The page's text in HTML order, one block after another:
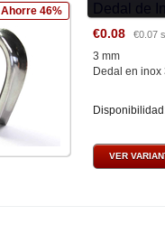
Ahorre 46% Dedal de
€0.08 €0.07
3 mm
Dedal en
VER